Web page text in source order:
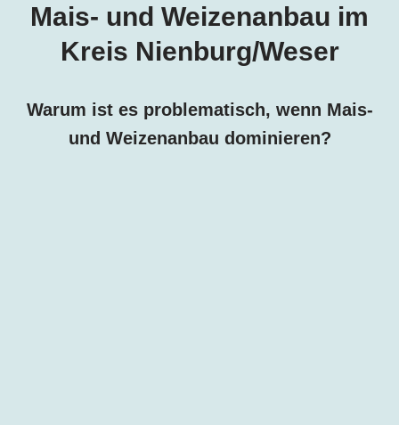
Mais- und Weizenanbau im
Kreis Nienburg/Weser
Warum ist es problematisch, wenn Mais-
und Weizenanbau dominieren?